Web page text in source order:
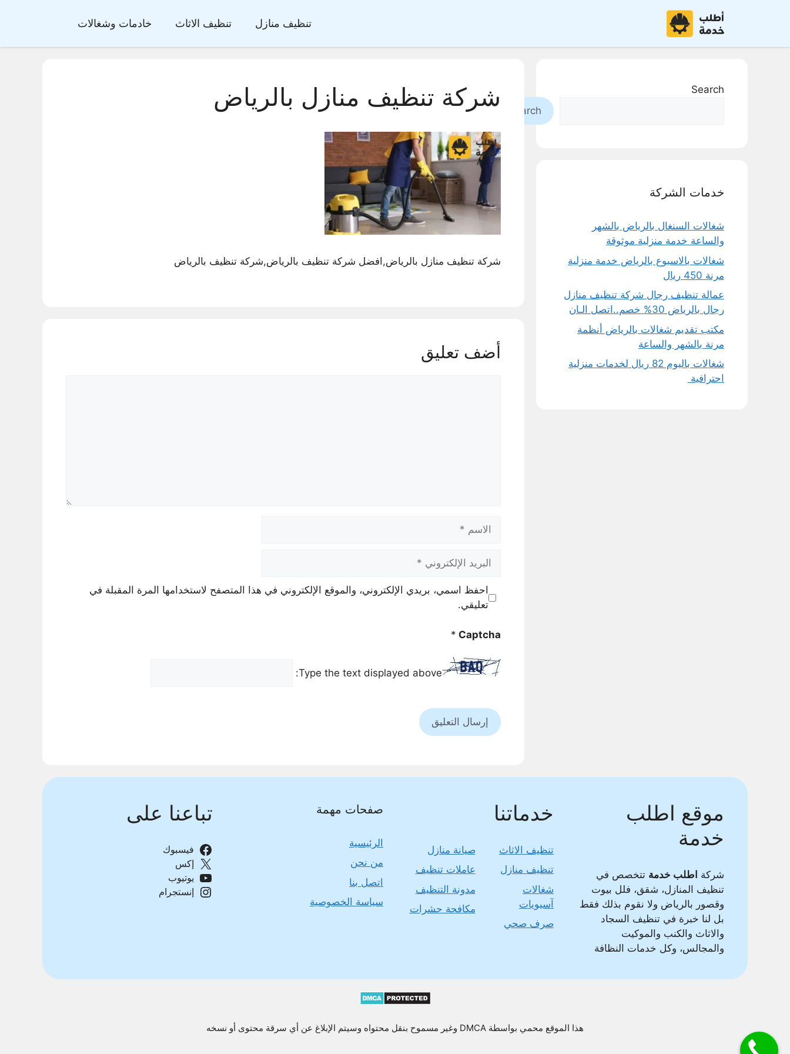
تنظيف منازل تنظيف الاثاث خادمات وشغالات
شركة تنظيف منازل بالرياض
شركة تنظيف منازل بالرياض,افضل شركة تنظيف بالرياض,شركة تنظيف بالرياض
أضف تعليق
الاسم
البريد
الإلكتروني
احفظ اسمي، بريدي الإلكتروني، والموقع الإلكتروني في هذا المتصفح لاستخدامها المرة المقبلة في
تعليقي.
Captcha
*
Type the text displayed above:
Search
Search
خدمات الشركة
شغالات السنغال بالرياض بالشهر
والساعة خدمة منزلية موثوقة
شغالات بالاسبوع بالرياض خدمة منزلية
مرنة 450 ريال
عمالة تنظيف رجال شركة تنظيف منازل
رجال بالرياض 30% خصم..اتصل الـان
مكتب تقديم شغالات بالرياض أنظمة
مرنة بالشهر والساعة
شغالات باليوم 82 ريال لخدمات منزلية
احترافية
موقع اطلب
خدمة
شركة اطلب خدمة تتخصص في
تنظيف المنازل، شقق، فلل بيوت
وقصور بالرياض ولا نقوم بذلك فقط
بل لنا خبرة في تنظيف السجاد
والاثاث والكنب والموكيت
والمجالس، وكل خدمات النظافة
خدماتنا
تنظيف الاثاث
تنظيف منازل
شغالات
آسيويات
صرف صحي
صيانة منازل
عاملات تنظيف
مدونة التنظيف
مكافحة حشرات
صفحات مهمة
الرئيسية
من نحن
اتصل بنا
سياسة الخصوصية
تباعنا على
فيسبوك
إكس
يوتيوب
إنستجرام
هذا الموقع محمي بواسطة DMCA وغير مسموح بنقل محتواه وسيتم الإبلاغ عن أي سرقة محتوى أو نسخه